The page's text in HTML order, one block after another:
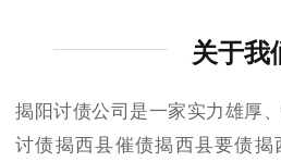
关于我
揭阳讨债公司是一家实力雄厚
讨债揭西县催债揭西县要债